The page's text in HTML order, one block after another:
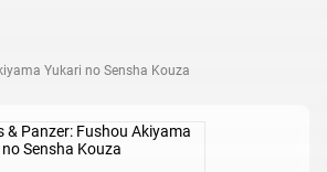
Yukari no Sensha Kouza